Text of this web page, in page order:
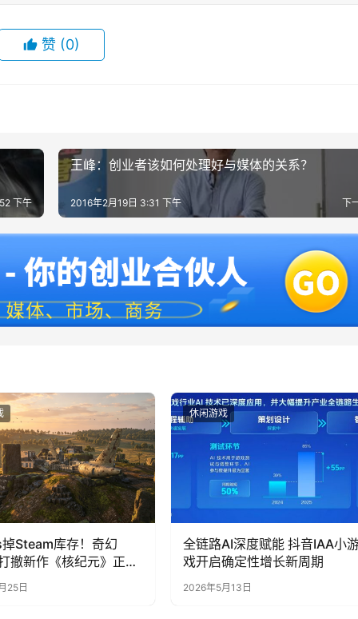
赞 (0)
下午
王峰：创业者该如何处理好与媒体的关系？
下
2016年2月19日 3:31 下午
Steam库存！奇幻
撤新作《核纪元》正式
全掉光！
25日
休闲游戏
全链路AI深度赋能 抖音IAA小
戏开启确定性增长新周期
2026年5月13日